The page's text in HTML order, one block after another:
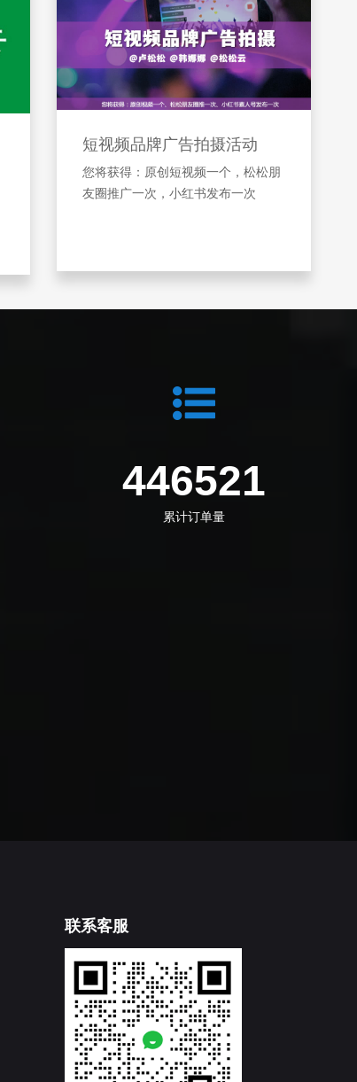
短视频品牌广告拍摄活动
您将获得：原创短视频一个，松松朋
友圈推广一次，小红书发布一次
618260
累计订单量
联系客服